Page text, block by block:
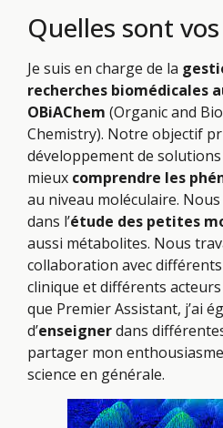
Quelles sont
Je suis en charge de la
recherches biomédicales
OBiAChem (Organic and
Chemistry). Notre objectif
développement de
mieux comprendre les
au niveau moléculaire.
dans l’étude des petites
aussi métabolites. Nous
collaboration avec
clinique et différents
que Premier Assistant, j’ai
d’enseignerdans
partager mon
science en générale.